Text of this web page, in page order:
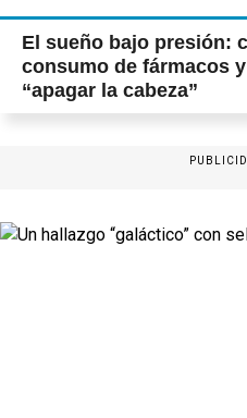
El sueño bajo presión:
consumo de fármacos
“apagar la cabeza”